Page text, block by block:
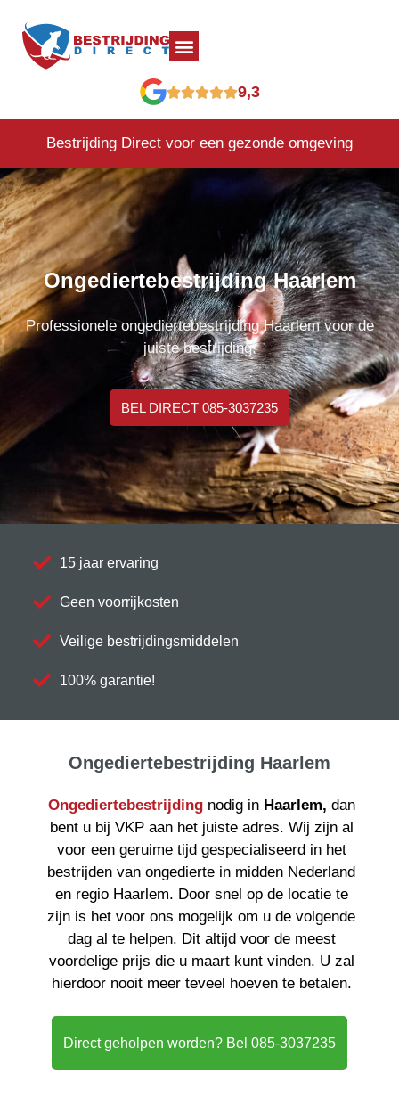
9,3
Bestrijding Direct voor een gezonde omgeving
Ongediertebestrijding Haarlem
Professionele ongediertebestrijding Haarlem voor de
juiste bestrijding!
BEL DIRECT 085-3037235
15 jaar ervaring
Geen voorrijkosten
Veilige bestrijdingsmiddelen
100% garantie!
Ongediertebestrijding Haarlem
Ongediertebestrijdingnodig in Haarlem, dan
bent u bij VKP aan het juiste adres. Wij zijn al
voor een geruime tijd gespecialiseerd in het
bestrijden van ongedierte in midden Nederland
en regio Haarlem. Door snel op de locatie te
zijn is het voor ons mogelijk om u de volgende
dag al te helpen. Dit altijd voor de meest
voordelige prijs die u maart kunt vinden. U zal
hierdoor nooit meer teveel hoeven te betalen.
Direct geholpen worden? Bel 085-3037235